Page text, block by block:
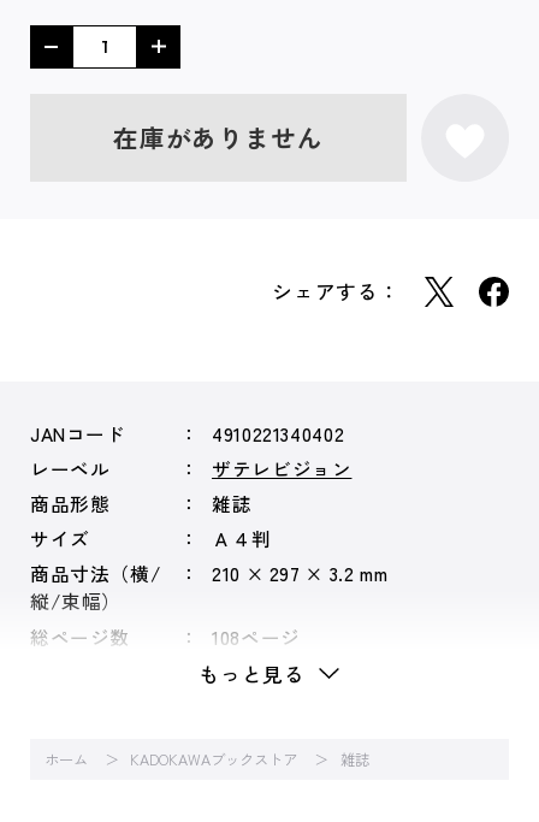
在庫がありません
シェアする：
JANコード
4910221340402
レーベル
ザテレビジョン
商品形態
雑誌
サイズ
Ａ４判
商品寸法（横/
縦/束幅）
210 × 297 × 3.2 mm
総ページ数 108ページ
もっと見る
ホーム KADOKAWAブックストア 雑誌